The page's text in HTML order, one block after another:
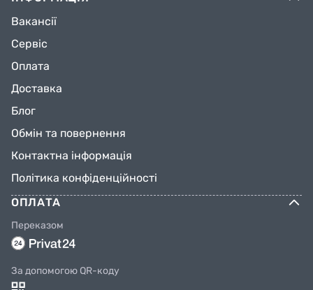
Вакансії
Сервіс
Оплата
Доставка
Блог
Обмін та повернення
Контактна інформація
Політика конфіденційності
ОПЛАТА
Переказом
За допомогою QR-коду